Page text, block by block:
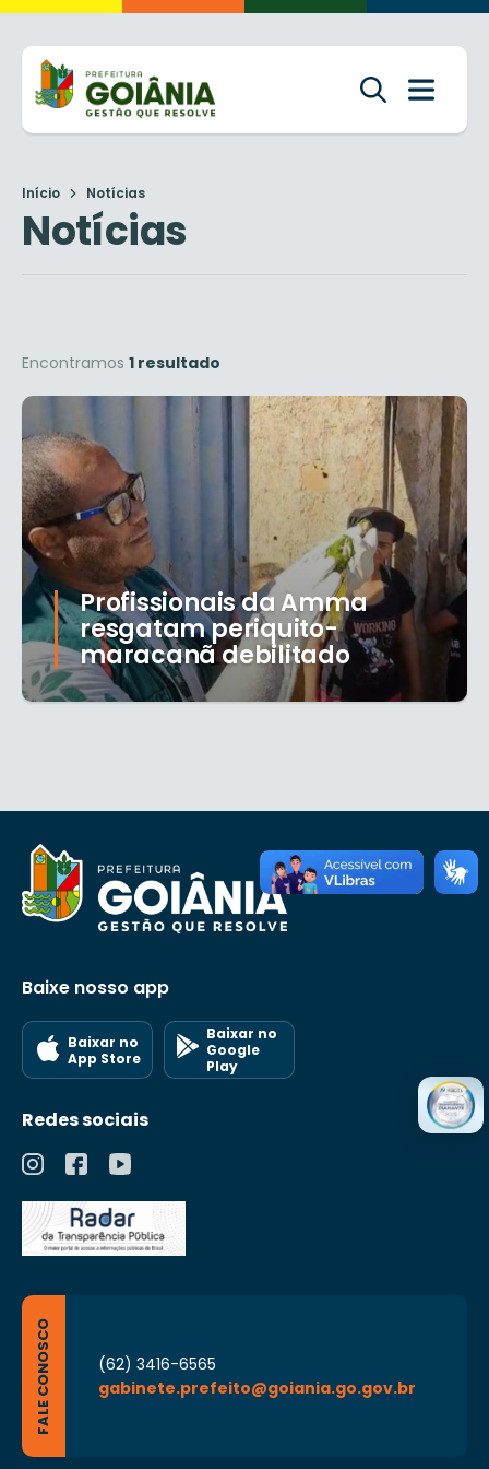
Início Notícias
Notícias
Encontramos 1 resultado
Profissionais da Amma
resgatam periquito-
maracanã debilitado
Baixe nosso app
Baixar no
App Store
Baixar no
Google
Play
Redes sociais
FALE CONOSCO
(62) 3416-6565
gabinete.prefeito@goiania.go.gov.br